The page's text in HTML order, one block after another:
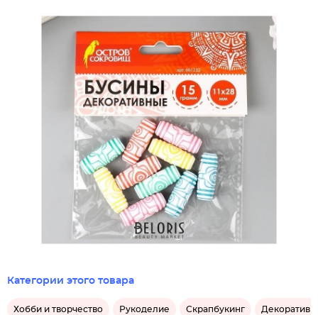
Категории этого товара
Хобби и творчество Рукоделие Скрапбукинг